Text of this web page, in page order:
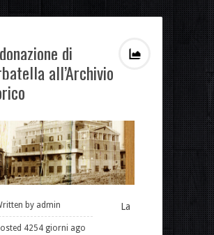
di
all’Archivio
by admin
4254 giorni ago
La